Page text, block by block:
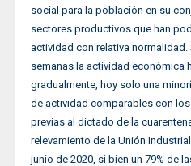
social para la población en su
sectores productivos que han
actividad con relativa
semanas la actividad económica
gradualmente, hoy solo una
de actividad comparables con
previas al dictado de la
relevamiento de la Unión
junio de 2020, si bien un 79% de